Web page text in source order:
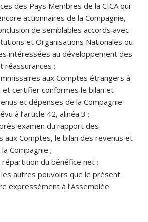
des Pays Membres de la CICA qui
actionnaires de la Compagnie,
de semblables accords avec
et Organisations Nationales ou
intéressées au développement des
réassurances ;
aux Comptes étrangers à
et certifier conformes le bilan et
et dépenses de la Compagnie
à l’article 42, alinéa 3 ;
examen du rapport des
aux Comptes, le bilan des revenus et
Compagnie ;
répartition du bénéfice net ;
autres pouvoirs que le présent
expressément à l’Assemblée